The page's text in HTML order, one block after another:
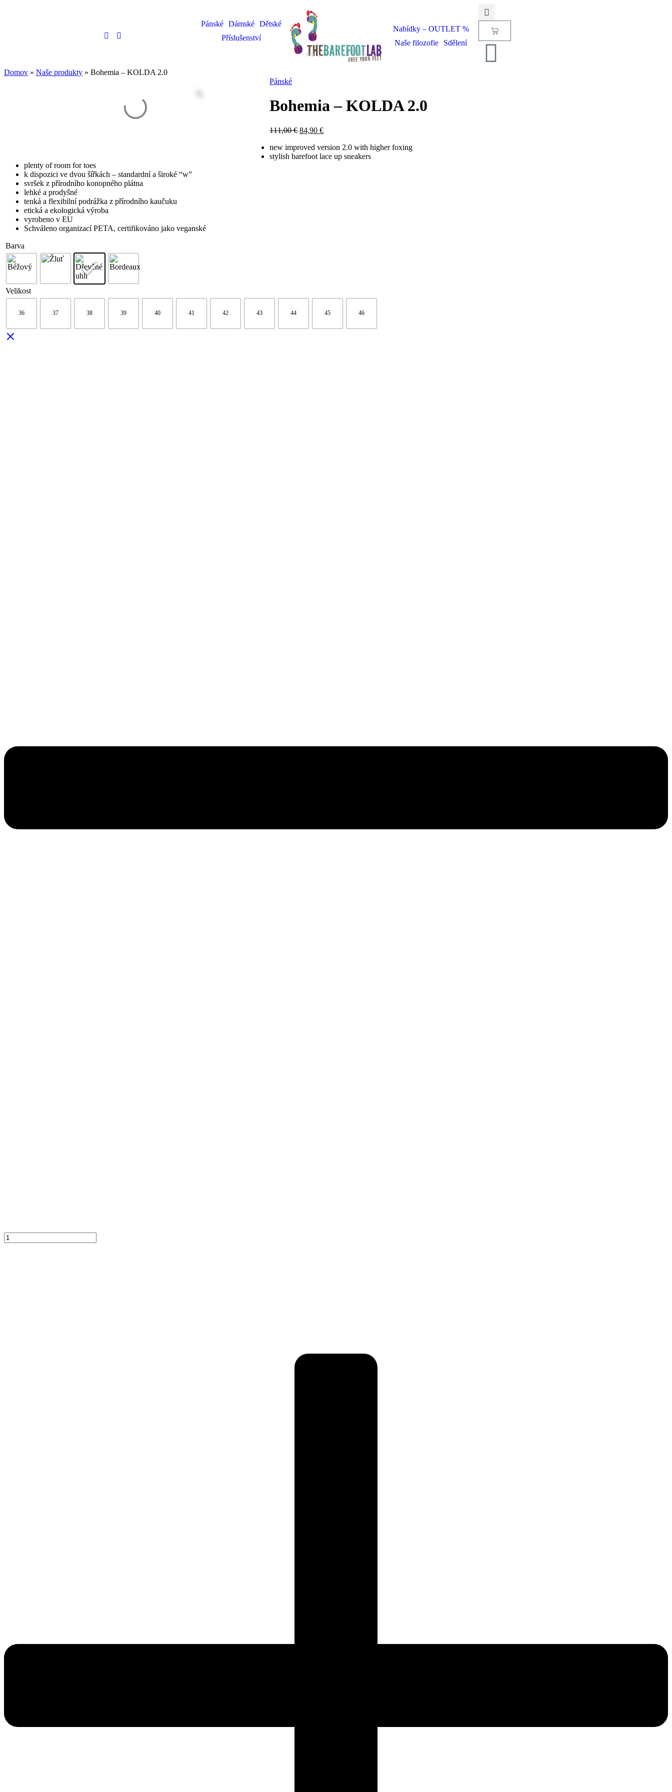
Pánské Dámské
Dětské
Příslušenství
Nabídky – OUTLET %
Naše filozofie
Sdělení
Domov » Naše produkty » Bohemia – KOLDA 2.0
Pánské
Bohemia – KOLDA 2.0
111,00€ 84,90€
new improved version 2.0 with higher foxing
stylish barefoot lace up sneakers
plenty of room for toes
k dispozici ve dvou šířkách – standardní a široké “w”
svršek z přírodního konopného plátna
lehké a prodyšné
tenká a flexibilní podrážka z přírodního kaučuku
etická a ekologická výroba
vyrobeno v EU
Schváleno organizací PETA, certifikováno jako veganské
Barva
Velikost
36 37 38 39 40 41 42 43 44 45 46